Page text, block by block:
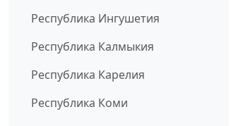
Республика Ингушетия
Республика Калмыкия
Республика Карелия
Республика Коми